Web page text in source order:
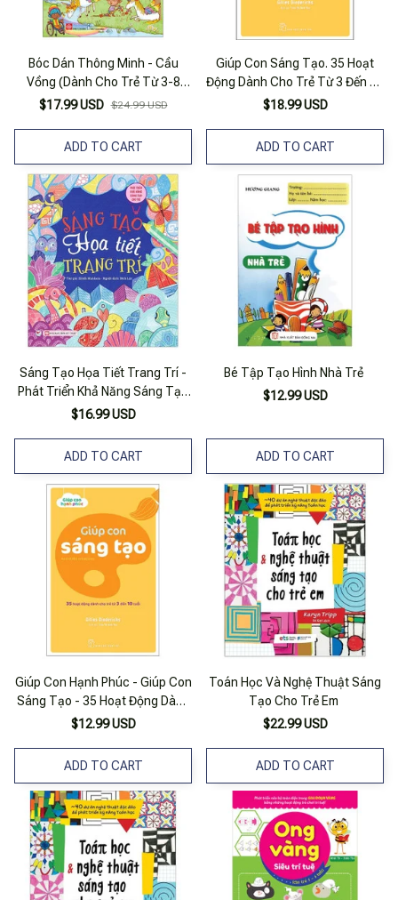
Bóc Dán Thông Minh - Cầu
Vồng (Dành Cho Trẻ Từ 3-8
Tuổi)
$17.99 USD $24.99 USD
ADD TO CART
Giúp Con Sáng Tạo. 35 Hoạt
Động Dành Cho Trẻ Từ 3 Đến 10
Tuổi
$18.99 USD
ADD TO CART
Sáng Tạo Họa Tiết Trang Trí -
Phát Triển Khả Năng Sáng Tạo
Cho Trẻ
$16.99 USD
ADD TO CART
Bé Tập Tạo Hình Nhà Trẻ
$12.99 USD
ADD TO CART
Giúp Con Hạnh Phúc - Giúp Con
Sáng Tạo - 35 Hoạt Động Dành
Cho Trẻ Từ 3 Đến 10 Tuổi
$12.99 USD
ADD TO CART
Toán Học Và Nghệ Thuật Sáng
Tạo Cho Trẻ Em
$22.99 USD
ADD TO CART